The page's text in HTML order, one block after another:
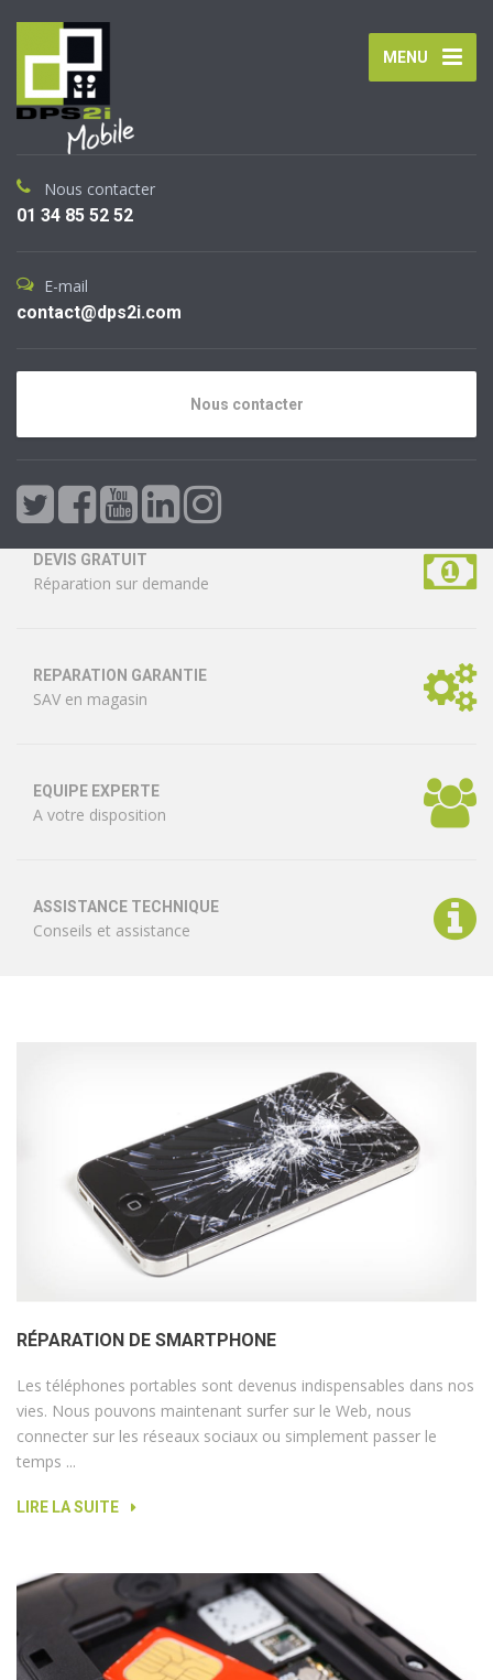
MENU
Nous contacter
01 34 85 52 52
E-mail
contact@dps2i.com
Nous contacter
DEVIS GRATUIT
Réparation sur demande
REPARATION GARANTIE
SAV en magasin
EQUIPE EXPERTE
A votre disposition
ASSISTANCE TECHNIQUE
Conseils et assistance
RÉPARATION DE SMARTPHONE
Les téléphones portables sont devenus indispensables dans nos
vies. Nous pouvons maintenant surfer sur le Web, nous
connecter sur les réseaux sociaux ou simplement passer le
temps ...
LIRE LA SUITE